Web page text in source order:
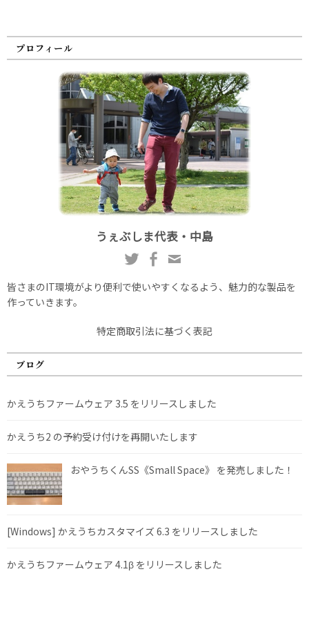
プロフィール
うぇぶしま代表・中島
皆さまのIT環境がより便利で使いやすくなるよう、魅力的な製品を
作っていきます。
特定商取引法に基づく表記
ブログ
かえうちファームウェア 3.5 をリリースしました
かえうち2 の予約受け付けを再開いたします
おやうちくんSS《Small Space》 を発売しました！
[Windows] かえうちカスタマイズ 6.3 をリリースしました
かえうちファームウェア 4.1β をリリースしました